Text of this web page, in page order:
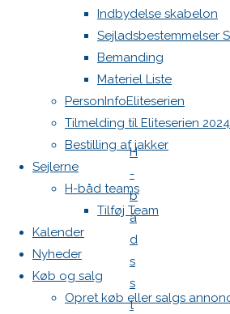
Indbydelse skabelon
Sejladsbestemmelser
Bemanding
Materiel Liste
PersonInfoEliteserien
Tilmelding til Eliteserien 2024
Bestilling af jakker
Sejlerne
H-båd teams
Tilføj Team
Kalender
Nyheder
Køb og salg
Opret køb eller salgs
april 2025
Nyheder
Følg link:
https://www.h-
boat.dk/events/kategori/
H
-
b
å
d
s
s
t